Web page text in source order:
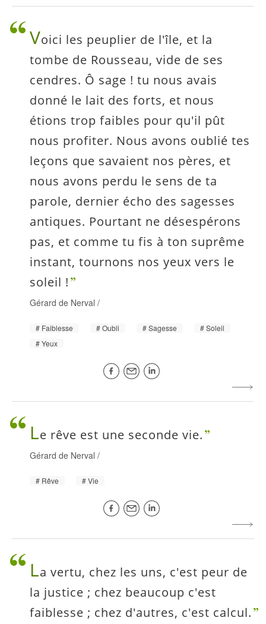
Voici les peuplier de l'île, et la
tombe de Rousseau, vide de ses
cendres. Ô sage ! tu nous avais
donné le lait des forts, et nous
étions trop faibles pour qu'il pût
nous profiter. Nous avons oublié tes
leçons que savaient nos pères, et
nous avons perdu le sens de ta
parole, dernier écho des sagesses
antiques. Pourtant ne désespérons
pas, et comme tu fis à ton suprême
instant, tournons nos yeux vers le
soleil !
Gérard de Nerval /
Faiblesse Oubli Sagesse
Soleil
Yeux
Le rêve est une seconde vie.
Gérard de Nerval /
Rêve Vie
La vertu, chez les uns, c'est peur de
la justice ; chez beaucoup c'est
faiblesse ; chez d'autres, c'est calcul.